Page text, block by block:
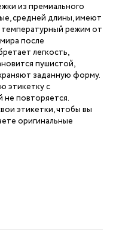
из премиального
средней длины, имеют
режим от
после
легкость,
пушистой,
заданную форму.
этикетку с
повторяется.
этикетки, чтобы вы
оригинальные